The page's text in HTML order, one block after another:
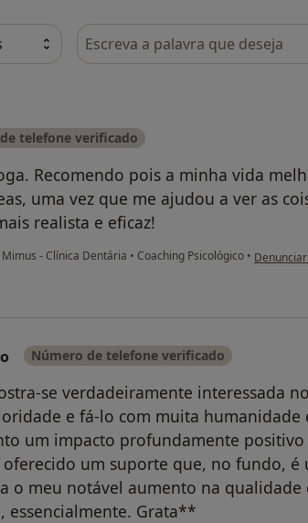
Pesquisar em opiniões
telefone verificado
Recomendo pois a minha vida
uma vez que me ajudou a ver as
realista e eficaz!
Mimus - Clínica Dentária • Coaching Psicológico • na opinião
Número de telefone verificado
se verdadeiramente interessada
e fá-lo com muita humanidade
um impacto profundamente
um suporte que, no fundo, é
o meu notável aumento na qualidade
essencialmente. Grata**